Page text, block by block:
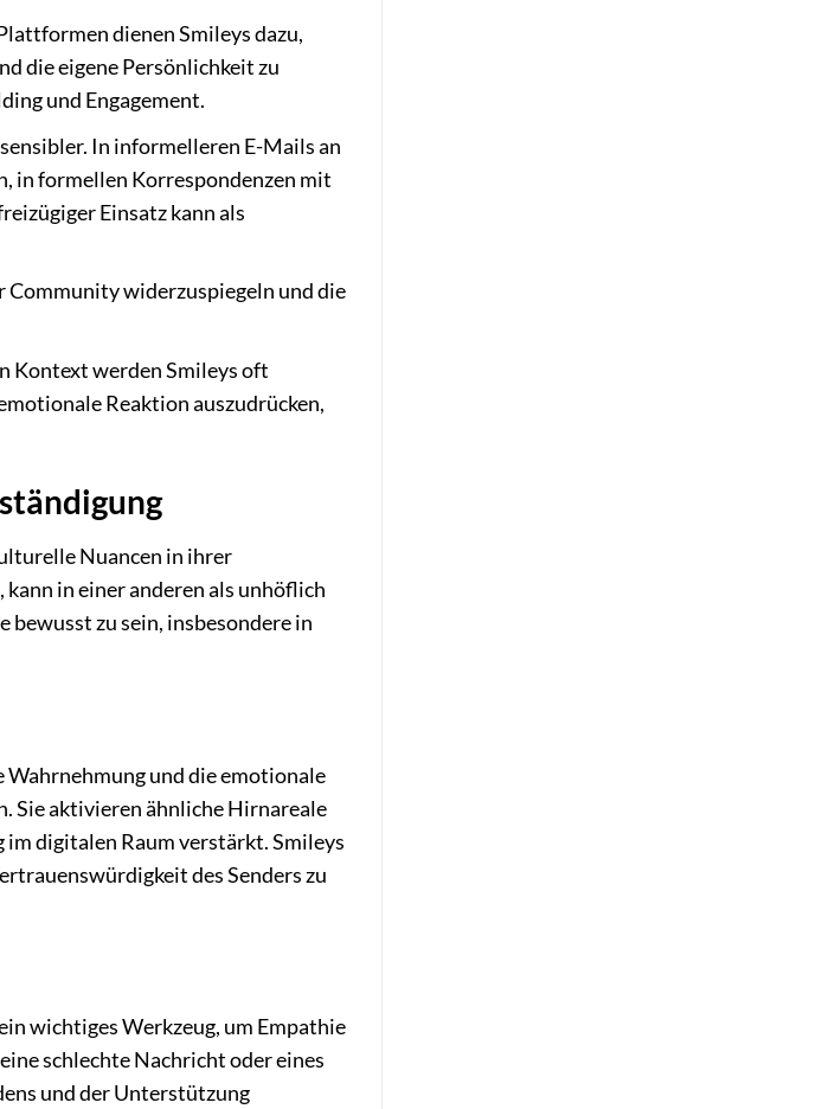
dienen Smileys dazu,
die eigene Persönlichkeit zu
und Engagement.
In informelleren E-Mails an
in formellen Korrespondenzen mit
Einsatz kann als
Community widerzuspiegeln und die
Kontext werden Smileys oft
Reaktion auszudrücken,
Nuancen in ihrer
in einer anderen als unhöflich
zu sein, insbesondere in
Wahrnehmung und die emotionale
Sie aktivieren ähnliche Hirnareale
digitalen Raum verstärkt. Smileys
des Senders zu
wichtiges Werkzeug, um Empathie
schlechte Nachricht oder eines
und der Unterstützung